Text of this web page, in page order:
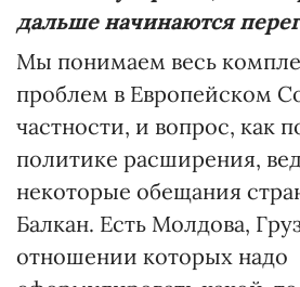
дальше начинаются
Мы понимаем весь
проблем в Европейском
частности, и вопрос, как
политике расширения,
некоторые обещания
Балкан. Есть Молдова,
отношении которых надо